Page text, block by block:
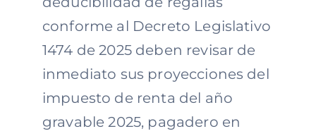
conforme al Decreto Legislativo
1474 de 2025 deben revisar de
inmediato sus proyecciones del
impuesto de renta del año
gravable 2025, pagadero en